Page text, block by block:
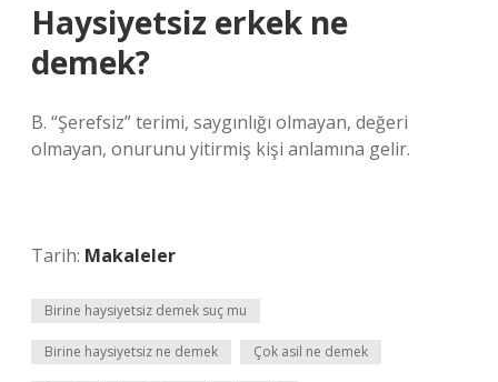
Haysiyetsiz erkek ne
demek?
B. “Şerefsiz” terimi, saygınlığı olmayan, değeri
olmayan, onurunu yitirmiş kişi anlamına gelir.
Tarih: Makaleler
Birine haysiyetsiz demek suç mu
Birine haysiyetsiz ne demek Çok asil ne demek